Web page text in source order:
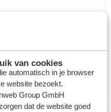
van cookies
automatisch in je browser
website bezoekt.
Group GmbH
dat de website goed
skilessen en
jouw ideale skivakantie